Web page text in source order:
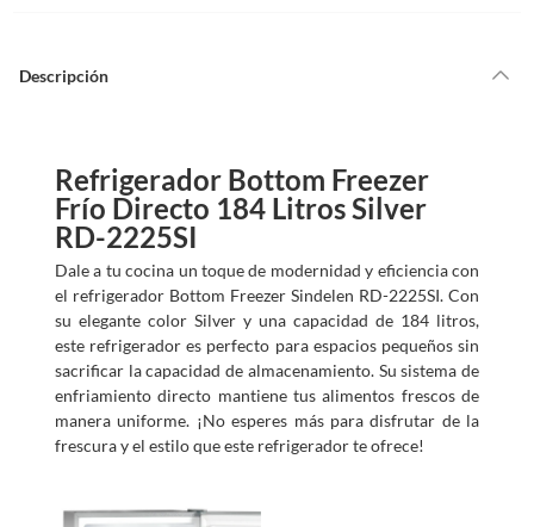
Descripción
Refrigerador Bottom Freezer
Frío Directo 184 Litros Silver
RD-2225SI
Dale a tu cocina un toque de modernidad y eficiencia con
el refrigerador Bottom Freezer Sindelen RD-2225SI. Con
su elegante color Silver y una capacidad de 184 litros,
este refrigerador es perfecto para espacios pequeños sin
sacrificar la capacidad de almacenamiento. Su sistema de
enfriamiento directo mantiene tus alimentos frescos de
manera uniforme. ¡No esperes más para disfrutar de la
frescura y el estilo que este refrigerador te ofrece!